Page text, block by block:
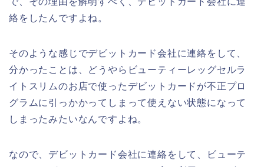
絡をしたんですよね。
そのような感じでデビットカード会社に連絡をして、
分かったことは、どうやらビューティーレッグセルラ
イトスリムのお店で使ったデビットカードが不正プロ
グラムに引っかかってしまって使えない状態になって
しまったみたいなんですよね。
なので、デビットカード会社に連絡をして、ビューテ